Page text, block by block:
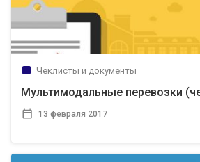
Чеклисты и документы
Мультимодальные перевозки
13 февраля 2017